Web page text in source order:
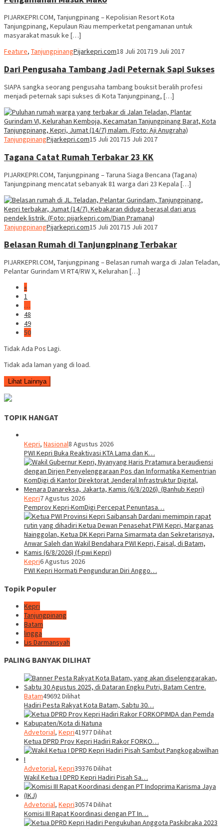
PIJARKEPRI.COM, Tanjungpinang – Kepolisian Resort Kota
Tanjungpinang, Kepulaun Riau memperketat pengamanan untuk
masyarakat masuk ke […]
Feature, TanjungpinangPijarkepri.com18 Juli 201719 Juli 2017
Dari Pengusaha Tambang Jadi Peternak Sapi Sukses
SIAPA sangka seorang pengusaha tambang bouksit beralih profesi
menjadi peternak sapi sukses di Kota Tanjungpinang, […]
TanjungpinangPijarkepri.com15 Juli 201715 Juli 2017
Tagana Catat Rumah Terbakar 23 KK
PIJARKEPRI.COM, Tanjungpinang – Taruna Siaga Bencana (Tagana)
Tanjungpinang mencatat sebanyak 81 warga dari 23 Kepala […]
TanjungpinangPijarkepri.com15 Juli 201715 Juli 2017
Belasan Rumah di Tanjungpinang Terbakar
PIJARKEPRI.COM, Tanjungpinang – Belasan rumah warga di Jalan Teladan,
Pelantar Gurindam VI RT4/RW X, Kelurahan […]
«
1
…
48
49
50
Tidak Ada Pos Lagi.
Tidak ada laman yang di load.
Lihat Lainnya
TOPIK HANGAT
Kepri, Nasional8 Agustus 2026
PWI Kepri Buka Reaktivasi KTA Lama dan K…
Kepri7 Agustus 2026
Pemprov Kepri-KomDigi Percepat Penuntasa…
Kepri6 Agustus 2026
PWI Kepri Hormati Pengunduran Diri Anggo…
Topik Populer
Kepri
Tanjungpinang
Batam
lingga
Lis Darmansyah
PALING BANYAK DILIHAT
Batam49692 Dilihat
Hadiri Pesta Rakyat Kota Batam, Sabtu 30…
Advetorial, Kepri41977 Dilihat
Ketua DPRD Prov Kepri Hadiri Rakor FORKO…
Advetorial, Kepri39376 Dilihat
Wakil Ketua I DPRD Kepri Hadiri Pisah Sa…
Advetorial, Kepri30574 Dilihat
Komisi III Rapat Koordinasi dengan PT In…